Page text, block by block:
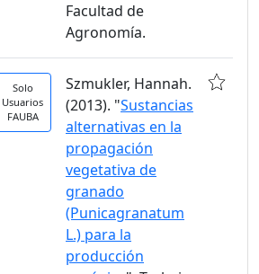
Facultad de
Agronomía.
Solo
Usuarios
FAUBA
Szmukler, Hannah.
(2013). "Sustancias
alternativas en la
propagación
vegetativa de
granado
(Punicagranatum
L.) para la
producción